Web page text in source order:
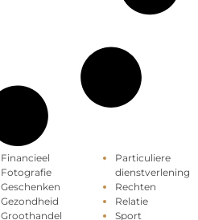
Financieel
Fotografie
Geschenken
Gezondheid
Groothandel
Particuliere
dienstverlening
Rechten
Relatie
Sport